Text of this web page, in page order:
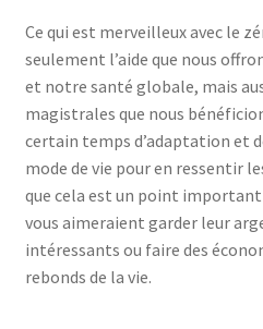
Ce qui est merveilleux avec le
seulement l’aide que nous
et notre santé globale, mais
magistrales que nous
certain temps d’adaptation et
mode de vie pour en ressentir
que cela est un point
vous aimeraient garder leur
intéressants ou faire des
rebonds de la vie.